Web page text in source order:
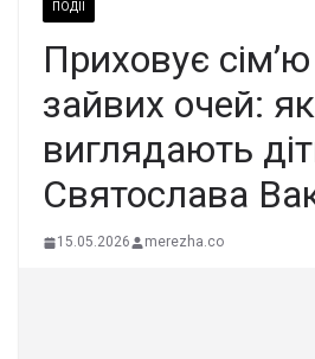
ПОДІЇ
Приховує сім’ю
зайвих очей: як
виглядають
Святослава
15.05.2026 merezha.co